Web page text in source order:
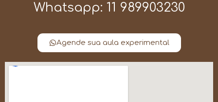
Whatsapp: 11 989903230
Agende sua aula experimental